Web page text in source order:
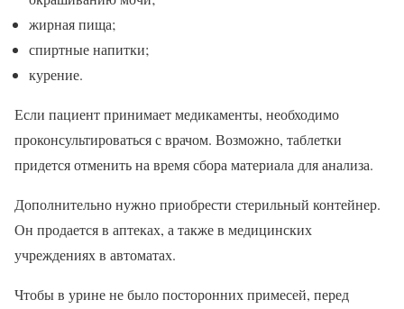
жирная пища;
спиртные напитки;
курение.
Если пациент принимает медикаменты, необходимо
проконсультироваться с врачом. Возможно, таблетки
придется отменить на время сбора материала для анализа.
Дополнительно нужно приобрести стерильный контейнер.
Он продается в аптеках, а также в медицинских
учреждениях в автоматах.
Чтобы в урине не было посторонних примесей, перед